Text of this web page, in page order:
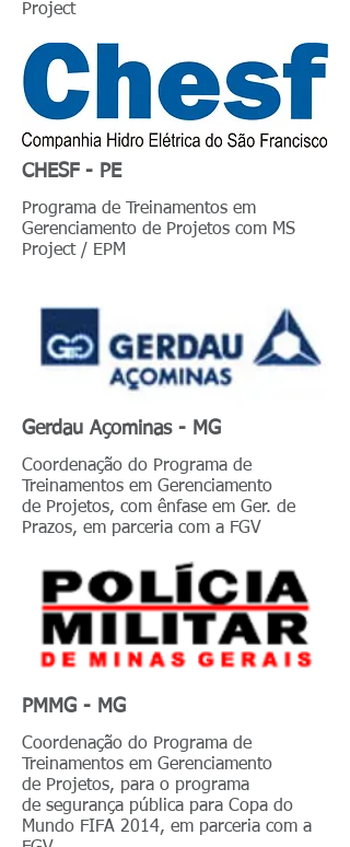
Project
CHESF - PE
Programa de Treinamentos em
Gerenciamento de Projetos com MS
Project / EPM
Gerdau Açominas - MG
Coordenação do Programa de
Treinamentos em Gerenciamento
de Projetos, com ênfase em Ger. de
Prazos, em parceria com a FGV
PMMG - MG
Coordenação do Programa de
Treinamentos em Gerenciamento
de Projetos, para o programa
de segurança pública para Copa do
Mundo FIFA 2014, em parceria com a